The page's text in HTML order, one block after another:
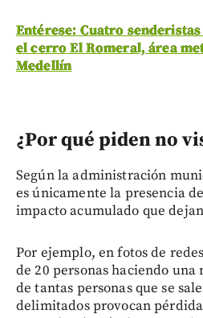
Entérese: Cuatro
el cerro El Romeral, área
Medellín
¿Por qué piden no
Según la administración
es únicamente la presencia
impacto acumulado que
Por ejemplo, en fotos de
de 20 personas haciendo una
de tantas personas que se
delimitados provocan